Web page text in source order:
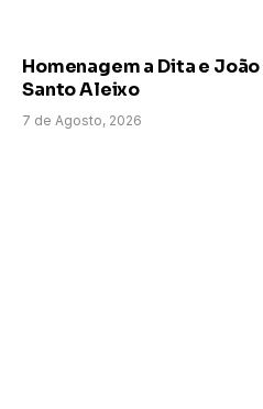
Homenagem a Dita e
Santo Aleixo
7 de Agosto, 2026